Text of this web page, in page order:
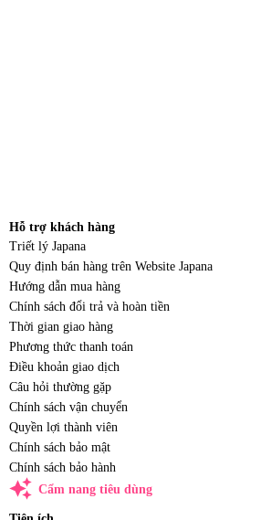
Hỗ trợ khách hàng
Triết lý Japana
Quy định bán hàng trên Website Japana
Hướng dẫn mua hàng
Chính sách đổi trả và hoàn tiền
Thời gian giao hàng
Phương thức thanh toán
Điều khoản giao dịch
Câu hỏi thường gặp
Chính sách vận chuyển
Quyền lợi thành viên
Chính sách bảo mật
Chính sách bảo hành
auto_awesome Cẩm nang tiêu dùng